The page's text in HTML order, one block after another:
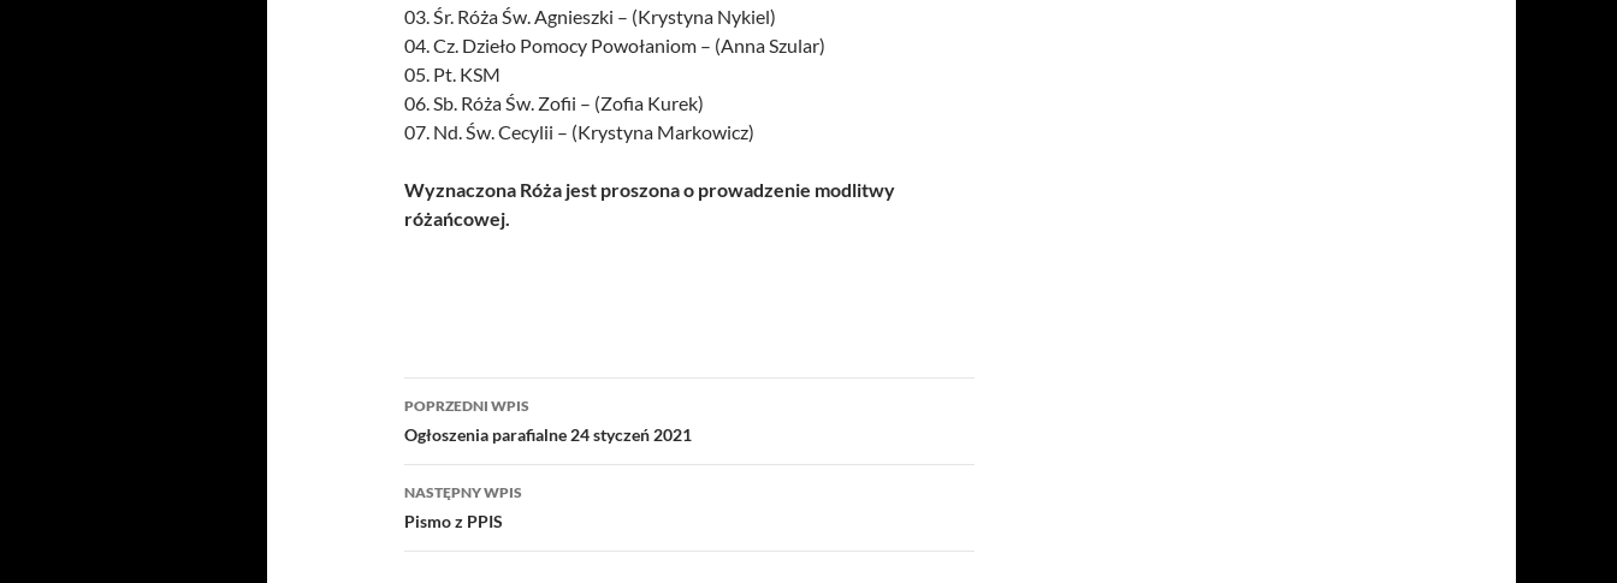
03. Śr. Róża Św. Agnieszki – (Krystyna Nykiel)
04. Cz. Dzieło Pomocy Powołaniom – (Anna Szular)
05. Pt. KSM
06. Sb. Róża Św. Zofii – (Zofia Kurek)
07. Nd. Św. Cecylii – (Krystyna Markowicz)
Wyznaczona Róża jest proszona o prowadzenie modlitwy
różańcowej.
Nawigacja
wpisu
POPRZEDNI WPIS
Ogłoszenia parafialne 24 styczeń 2021
NASTĘPNY WPIS
Pismo z PPIS